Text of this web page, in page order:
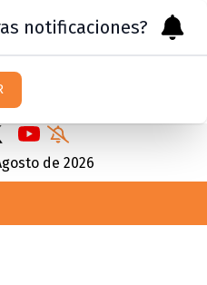
de 2026
notificaciones?